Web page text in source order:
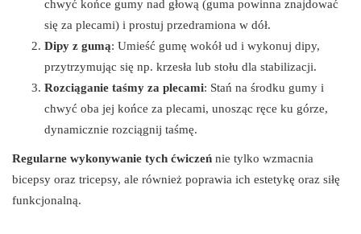
chwyć końce gumy nad głową (guma powinna znajdować
się za plecami) i prostuj przedramiona w dół.
Dipy z gumą: Umieść gumę wokół ud i wykonuj dipy,
przytrzymując się np. krzesła lub stołu dla stabilizacji.
Rozciąganie taśmy za plecami: Stań na środku gumy i
chwyć oba jej końce za plecami, unosząc ręce ku górze,
dynamicznie rozciągnij taśmę.
Regularne wykonywanie tych ćwiczeń nie tylko wzmacnia
bicepsy oraz tricepsy, ale również poprawia ich estetykę oraz siłę
funkcjonalną.